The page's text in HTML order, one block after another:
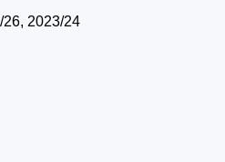
26, 2023/24